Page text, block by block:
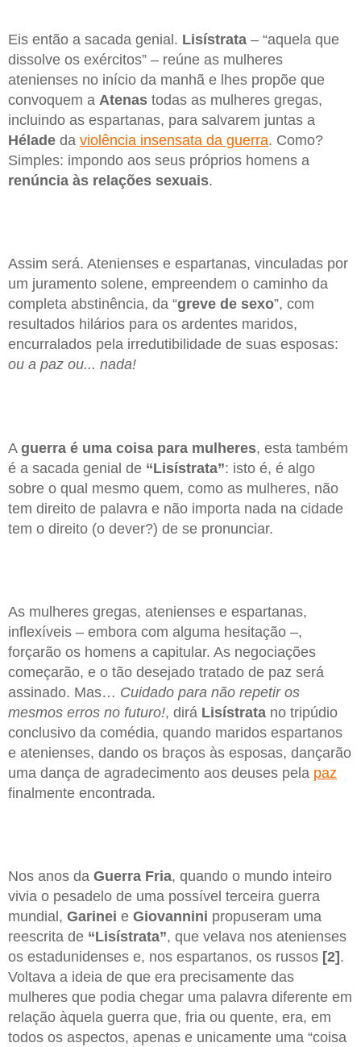
Eis então a sacada genial. Lisístrata – “aquela que
dissolve os exércitos” – reúne as mulheres
atenienses no início da manhã e lhes propõe que
convoquem a Atenas todas as mulheres gregas,
incluindo as espartanas, para salvarem juntas a
Hélade da violência insensata da guerra. Como?
Simples: impondo aos seus próprios homens a
renúncia às relações sexuais.
Assim será. Atenienses e espartanas, vinculadas por
um juramento solene, empreendem o caminho da
completa abstinência, da “greve de sexo”, com
resultados hilários para os ardentes maridos,
encurralados pela irredutibilidade de suas esposas:
ou a paz ou... nada!
A guerra é uma coisa para mulheres, esta também
é a sacada genial de “Lisístrata”: isto é, é algo
sobre o qual mesmo quem, como as mulheres, não
tem direito de palavra e não importa nada na cidade
tem o direito (o dever?) de se pronunciar.
As mulheres gregas, atenienses e espartanas,
inflexíveis – embora com alguma hesitação –,
forçarão os homens a capitular. As negociações
começarão, e o tão desejado tratado de paz será
assinado. Mas… Cuidado para não repetir os
mesmos erros no futuro!, dirá Lisístrata no tripúdio
conclusivo da comédia, quando maridos espartanos
e atenienses, dando os braços às esposas, dançarão
uma dança de agradecimento aos deuses pela paz
finalmente encontrada.
Nos anos da Guerra Fria, quando o mundo inteiro
vivia o pesadelo de uma possível terceira guerra
mundial, Garinei e Giovannini propuseram uma
reescrita de “Lisístrata”, que velava nos atenienses
os estadunidenses e, nos espartanos, os russos [2] .
Voltava a ideia de que era precisamente das
mulheres que podia chegar uma palavra diferente em
relação àquela guerra que, fria ou quente, era, em
todos os aspectos, apenas e unicamente uma “coisa